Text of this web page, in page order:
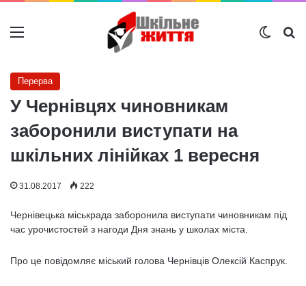
Меню
Перерва
У Чернівцях чиновникам
заборонили виступати на
шкільних лінійках 1 вересня
31.08.2017 222
Чернівецька міськрада заборонила виступати чиновникам під
час урочистостей з нагоди Дня знань у школах міста.
Про це повідомляє міський голова Чернівців Олексій Каспрук.